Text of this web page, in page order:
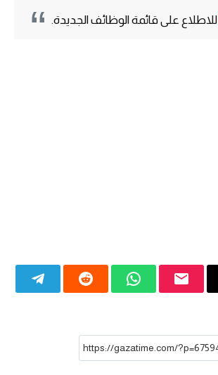
للاطلاع على قائمة الوظائف الجديدة.